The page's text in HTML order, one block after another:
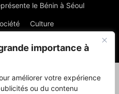
importance à
améliorer votre expérience
ou du contenu
le Bénin à Séoul
Culture
Francophone